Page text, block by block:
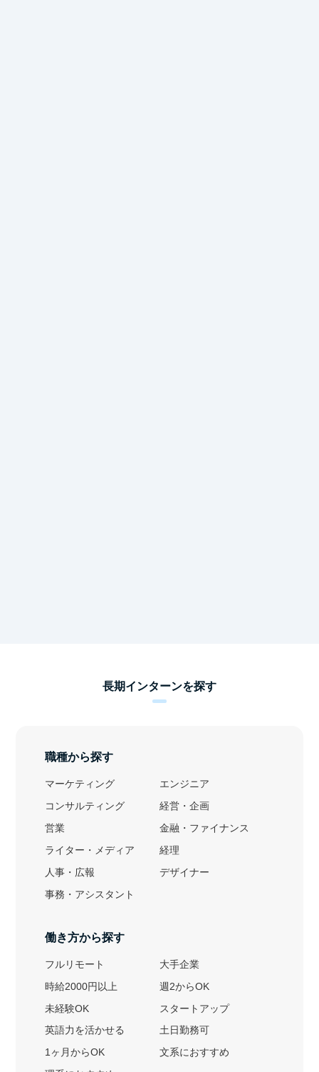
長期インターンを探す
職種から探す
マーケティング エンジニア
コンサルティング 経営・企画
営業 金融・ファイナンス
ライター・メディア 経理
人事・広報 デザイナー
事務・アシスタント
働き方から探す
フルリモート 大手企業
時給2000円以上 週2からOK
未経験OK スタートアップ
英語力を活かせる 土日勤務可
1ヶ月からOK 文系におすすめ